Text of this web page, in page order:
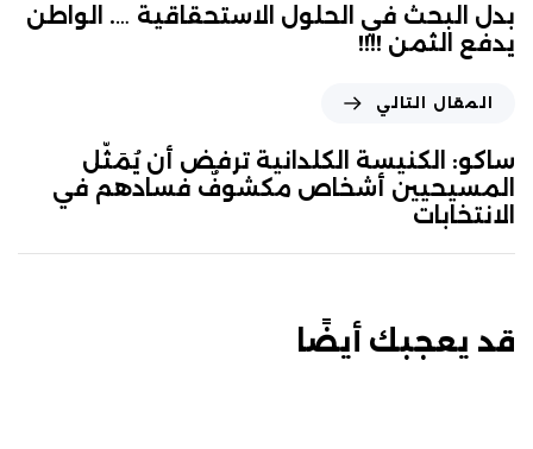
بدل البحث في الحلول الاستحقاقية …. الواطن
يدفع الثمن !!!!
المقال التالي
ساكو: الكنيسة الكلدانية ترفض أن يُمَثّل
المسيحيين أشخاص مكشوفٌ فسادهم في
الانتخابات
قد يعجبك أيضًا